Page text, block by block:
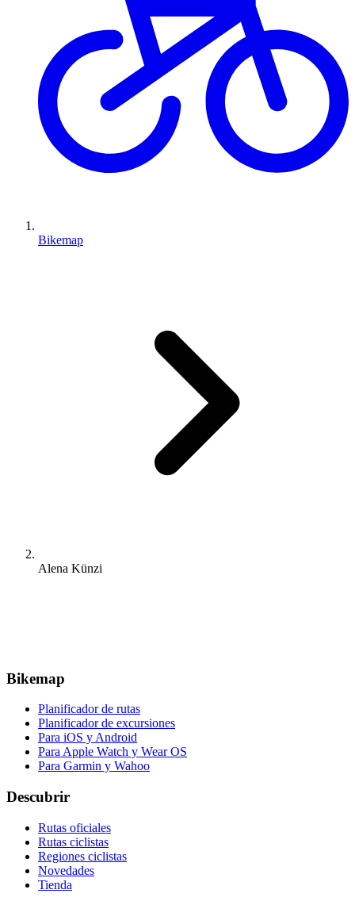
Bikemap
Alena Künzi
Bikemap
Planificador de rutas
Planificador de excursiones
Para iOS y Android
Para Apple Watch y Wear OS
Para Garmin y Wahoo
Descubrir
Rutas oficiales
Rutas ciclistas
Regiones ciclistas
Novedades
Tienda